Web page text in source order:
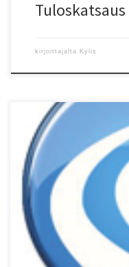
Tuloskatsaus
kirjoittajalta Kylis
Kakkostason
Eläintarhan Urheilukent?n
Ovaska? 050 5704310